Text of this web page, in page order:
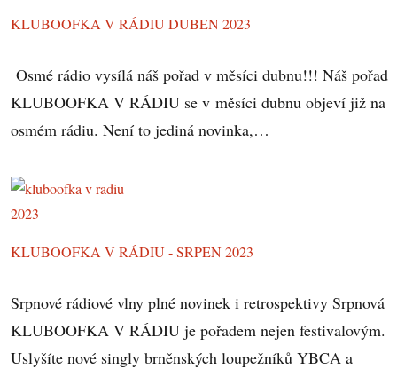
KLUBOOFKA V RÁDIU DUBEN 2023
Osmé rádio vysílá náš pořad v měsíci dubnu!!! Náš pořad
KLUBOOFKA V RÁDIU se v měsíci dubnu objeví již na
osmém rádiu. Není to jediná novinka,…
KLUBOOFKA V RÁDIU - SRPEN 2023
Srpnové rádiové vlny plné novinek i retrospektivy Srpnová
KLUBOOFKA V RÁDIU je pořadem nejen festivalovým.
Uslyšíte nové singly brněnských loupežníků YBCA a